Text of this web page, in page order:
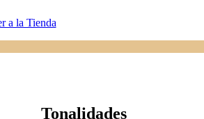
a la Tienda
Tonalidades